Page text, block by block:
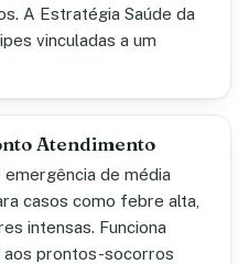
A Estratégia Saúde da
vinculadas a um
Atendimento
de média
casos como febre alta,
intensas. Funciona
aos prontos-socorros